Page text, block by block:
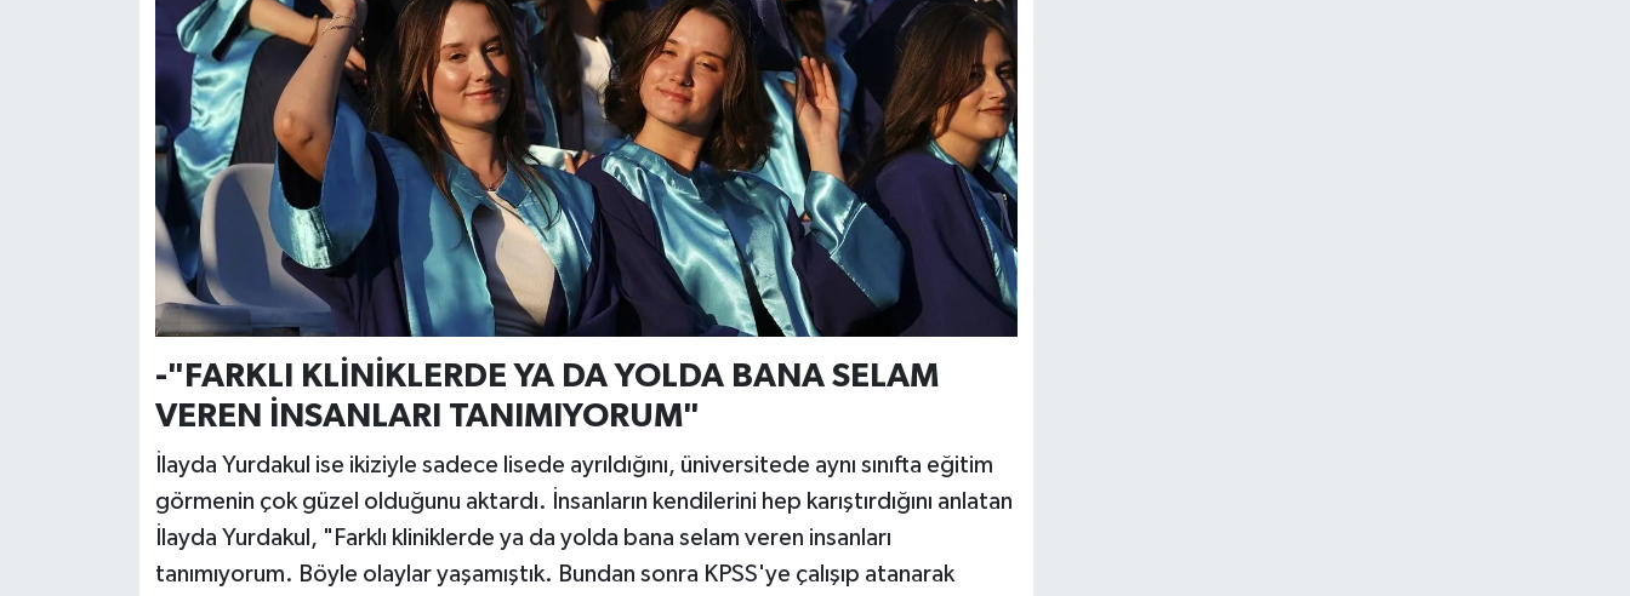
-"FARKLI KLİNİKLERDE YA DA YOLDA BANA SELAM
VEREN İNSANLARI TANIMIYORUM"
İlayda Yurdakul ise ikiziyle sadece lisede ayrıldığını, üniversitede aynı sınıfta eğitim
görmenin çok güzel olduğunu aktardı. İnsanların kendilerini hep karıştırdığını anlatan
İlayda Yurdakul, "Farklı kliniklerde ya da yolda bana selam veren insanları
tanımıyorum. Böyle olaylar yaşamıştık. Bundan sonra KPSS'ye çalışıp atanarak